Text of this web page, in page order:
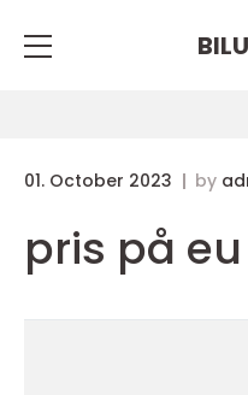
01. October 2023 by
pris på